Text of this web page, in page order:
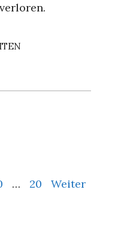
… Seite
20
Weiter